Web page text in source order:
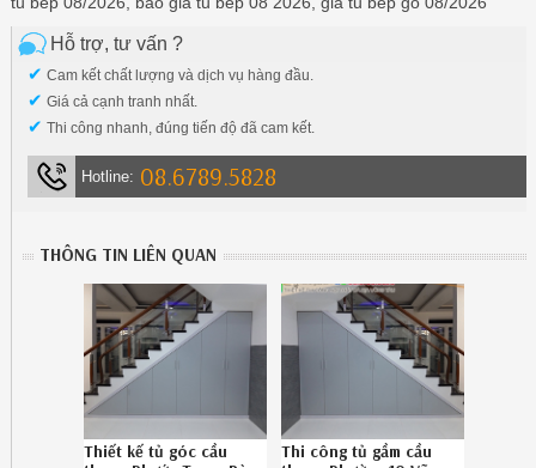
Hỗ trợ, tư vấn ?
✔ Cam kết chất lượng và dịch vụ hàng đầu.
✔ Giá cả cạnh tranh nhất.
✔ Thi công nhanh, đúng tiến độ đã cam kết.
Hotline: 08.6789.5828
THÔNG TIN LIÊN QUAN
Thiết kế tủ góc cầu
Thi công tủ gầm cầu